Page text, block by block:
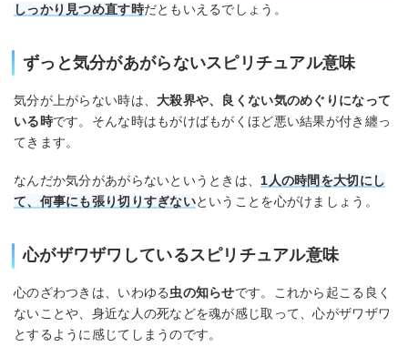
しっかり見つめ直す時だともいえるでしょう。
ずっと気分があがらないスピリチュアル意味
気分が上がらない時は、 大殺界や、良くない気のめぐりになって
いる時です。そんな時はもがけばもがくほど悪い結果が付き纏っ
てきます。
なんだか気分があがらないというときは、 1人の時間を大切にし
て、何事にも張り切りすぎないということを心がけましょう。
心がザワザワしているスピリチュアル意味
心のざわつきは、いわゆる虫の知らせです。これから起こる良く
ないことや、身近な人の死などを魂が感じ取って、心がザワザワ
とするように感じてしまうのです。